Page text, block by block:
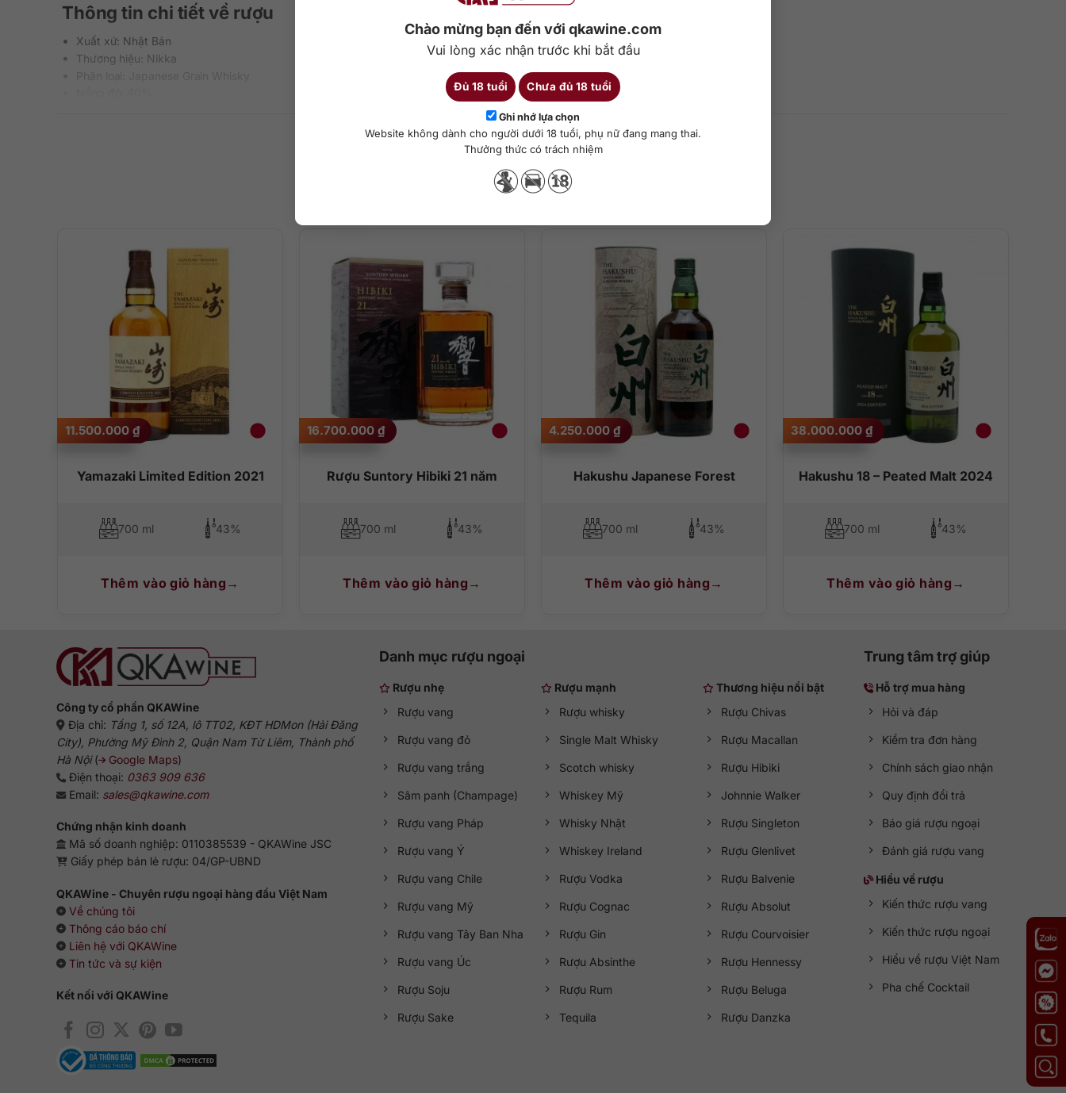
Chào mừng bạn đến với qkawine.com
Vui lòng xác nhận trước khi bắt đầu
Đủ 18 tuổi Chưa đủ 18 tuổi
Ghi nhớ lựa chọn
Website không dành cho người dưới 18 tuổi, phụ nữ đang mang thai.
Thưởng thức có trách nhiệm
Thông tin chi tiết về rượu
Xuất xứ: Nhật Bản
Thương hiệu: Nikka
Cách thưởng thức: Uống nguyên chất, thêm đá viên, pha chế cocktail
– Hậu vị: Kết thúc dài và ngọt với dư vị caramel, mật ong và gỗ sồi. Hương vị ngọt & cay tạo nên cái kết cực kỳ ấm áp dễ chịu.
Chi tiết
Sản phẩm tương tự
Yamazaki Limited Edition 2021
11.500.000 ₫
700 ml 43%
Thêm vào giỏ hàng
Rượu Suntory Hibiki 21 năm
16.700.000 ₫
700 ml 43%
Thêm vào giỏ hàng
Hakushu Japanese Forest
4.250.000 ₫
700 ml 43%
Thêm vào giỏ hàng
Hakushu 18 – Peated Malt 2024
38.000.000 ₫
700 ml 43%
Thêm vào giỏ hàng
Công ty cổ phần QKAWine
Địa chỉ: Tầng 1, số 12A, lô TT02, KĐT HDMon (Hải Đăng
City), Phường Mỹ Đình 2, Quận Nam Từ Liêm, Thành phố
Hà Nội( Google Maps)
Điện thoại: 0363 909 636
Email: sales@qkawine.com
Chứng nhận kinh doanh
Mã số doanh nghiệp: 0110385539 - QKAWine JSC
Giấy phép bán lẻ rượu: 04/GP-UBND
QKAWine - Chuyên rượu ngoại hàng đầu Việt Nam
Về chúng tôi
Thông cáo báo chí
Liên hệ với QKAWine
Tin tức và sự kiện
Kết nối với QKAWine
Danh mục rượu ngoại
Rượu nhẹ
Rượu vang
Rượu vang đỏ
Rượu vang trắng
Sâm panh (Champage)
Rượu vang Pháp
Rượu vang Ý
Rượu vang Chile
Rượu vang Mỹ
Rượu vang Tây Ban Nha
Rượu vang Úc
Rượu Soju
Rượu Sake
Rượu mạnh
Rượu whisky
Single Malt Whisky
Scotch whisky
Whiskey Mỹ
Whisky Nhật
Whiskey Ireland
Rượu Vodka
Rượu Cognac
Rượu Gin
Rượu Absinthe
Rượu Rum
Tequila
Thương hiệu nổi bật
Rượu Chivas
Rượu Macallan
Rượu Hibiki
Johnnie Walker
Rượu Singleton
Rượu Glenlivet
Rượu Balvenie
Rượu Absolut
Rượu Courvoisier
Rượu Hennessy
Rượu Beluga
Rượu Danzka
Trung tâm trợ giúp
Hỗ trợ mua hàng
Hỏi và đáp
Kiểm tra đơn hàng
Chính sách giao nhận
Quy định đổi trả
Báo giá rượu ngoại
Đánh giá rượu vang
Hiểu về rượu
Kiến thức rượu vang
Kiến thức rượu ngoại
Hiểu về rượu Việt Nam
Pha chế Cocktail